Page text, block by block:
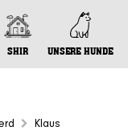
SHIR UNSERE HUNDE
Klaus